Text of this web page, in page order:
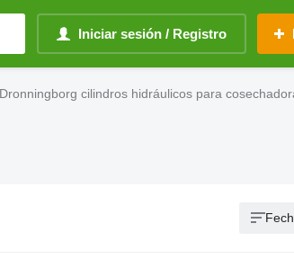
Iniciar sesión / Registro
Dronningborg cilindros hidráulicos para